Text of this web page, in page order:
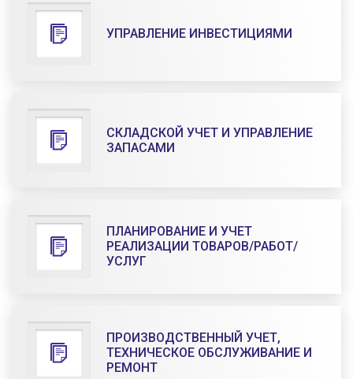
УПРАВЛЕНИЕ ИНВЕСТИЦИЯМИ
СКЛАДСКОЙ УЧЕТ И УПРАВЛЕНИЕ
ЗАПАСАМИ
ПЛАНИРОВАНИЕ И УЧЕТ
РЕАЛИЗАЦИИ ТОВАРОВ/РАБОТ/
УСЛУГ
ПРОИЗВОДСТВЕННЫЙ УЧЕТ,
ТЕХНИЧЕСКОЕ ОБСЛУЖИВАНИЕ И
РЕМОНТ